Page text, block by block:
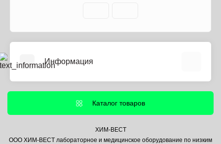
Информация
Информация о доставке
Политика безопасности
Каталог товаров
ХИМ-ВЕСТ
ООО ХИМ-ВЕСТ лабораторное и медицинское оборудование по низким